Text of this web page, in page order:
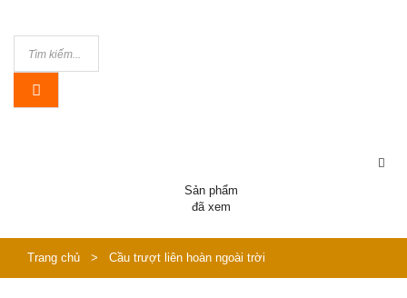
Sản phẩm
đã xem
Trang chủ > Cầu trượt liên hoàn ngoài trời